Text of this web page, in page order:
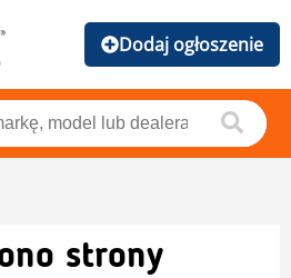
Dodaj ogłoszenie
strony